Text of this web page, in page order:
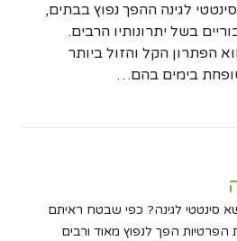
לגינה ההפך נפוץ בבתים,
בשל יתרונותיו הרבים.
הפתרון הקל והזול ביותר
בימים בהם…
סינטטי לגינה? כפי שבטח ראיתם
הפרטיות הפך לנפוץ מאוד ורבים